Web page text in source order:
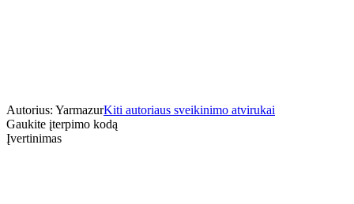
Autorius: YarmazurKiti autoriaus sveikinimo atvirukai
Gaukite įterpimo kodą
Įvertinimas